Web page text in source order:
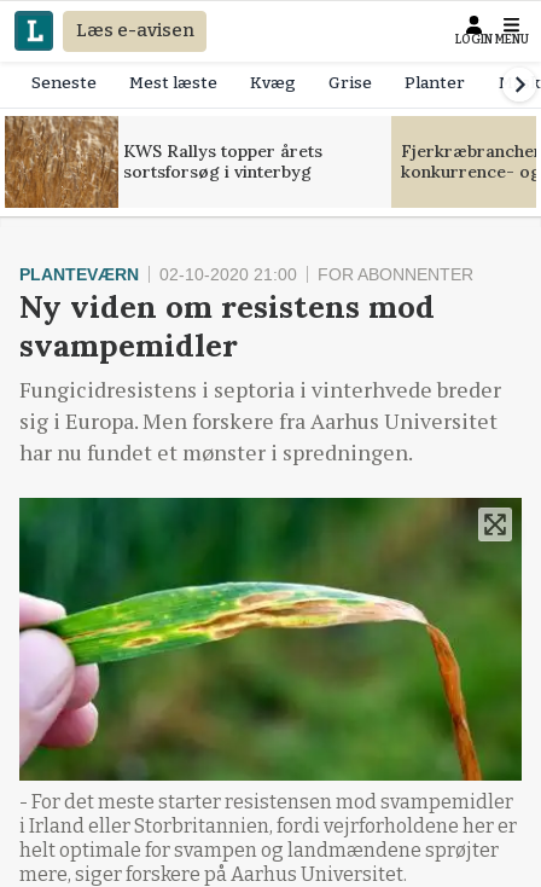
Læs e-avisen LOGIN MENU
Seneste Mest læste Kvæg Grise Planter
KWS Rallys topper årets
sortsforsøg i vinterbyg
konkurrence-
PLANTEVÆRN 02-10-2020 21:00 FOR ABONNENTER
Ny viden om resistens mod
svampemidler
Fungicidresistens i septoria i vinterhvede breder
sig i Europa. Men forskere fra Aarhus Universitet
har nu fundet et mønster i spredningen.
- For det meste starter resistensen mod svampemidler
i Irland eller Storbritannien, fordi vejrforholdene her er
helt optimale for svampen og landmændene sprøjter
mere, siger forskere på Aarhus Universitet.